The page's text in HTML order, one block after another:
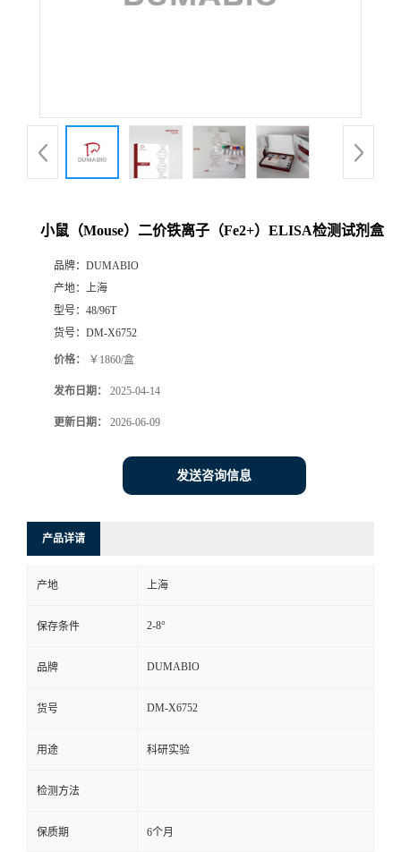
品
方
言
小鼠（Mouse）二价铁离子（Fe2+）ELISA检测试剂盒
品牌： DUMABIO
产地： 上海
型号： 48/96T
货号： DM-X6752
价格： ￥1860/盒
发布日期： 2025-04-14
更新日期： 2026-06-09
发送咨询信息
产品详请
产地 上海
保存条件 2-8°
品牌 DUMABIO
货号 DM-X6752
用途 科研实验
检测方法
保质期 6个月